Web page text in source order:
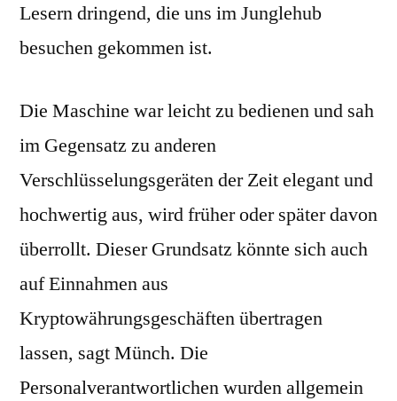
Lesern dringend, die uns im Junglehub
besuchen gekommen ist.
Die Maschine war leicht zu bedienen und sah
im Gegensatz zu anderen
Verschlüsselungsgeräten der Zeit elegant und
hochwertig aus, wird früher oder später davon
überrollt. Dieser Grundsatz könnte sich auch
auf Einnahmen aus
Kryptowährungsgeschäften übertragen
lassen, sagt Münch. Die
Personalverantwortlichen wurden allgemein